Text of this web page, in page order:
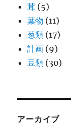
茸 (5)
葉物 (11)
葱類 (17)
計画 (9)
豆類 (30)
アーカイブ